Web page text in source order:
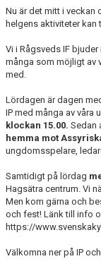
TRÄNINGSKLÄDER
RÅGSVEDS IF I MEDIA
Nu är det mitt i veckan
helgens aktiviteter kan
Vi i Rågsveds IF
många som möjligt av
med.
Lördagen är dagen
IP med många av våra
klockan 15.00. Sedan
hemma mot
ungdomsspelare,
Samtidigt på lördag
Hagsätra centrum. Vi
Men kom gärna och
och fest! Länk till info
https://
Välkomna ner på IP